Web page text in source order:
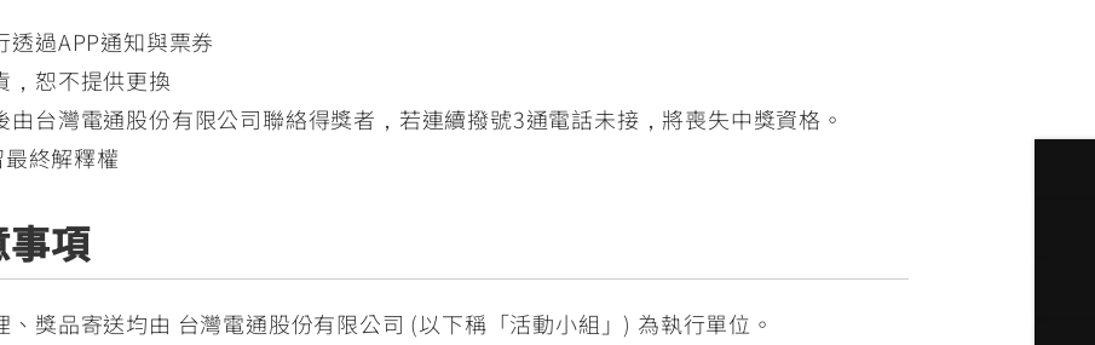
過APP通知與票券
，恕不提供更換
台灣電通股份有限公司聯絡得獎者，若連續撥號3通電話未接，將喪失中獎資格。
終解釋權
項
獎品寄送均由 台灣電通股份有限公司 (以下稱「活動小組」) 為執行單位。